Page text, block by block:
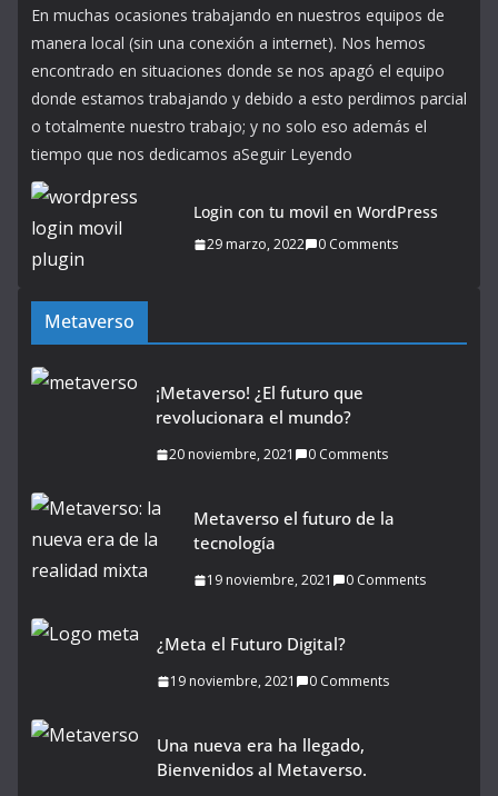
En muchas ocasiones trabajando en nuestros equipos de
manera local (sin una conexión a internet). Nos hemos
encontrado en situaciones donde se nos apagó el equipo
donde estamos trabajando y debido a esto perdimos parcial
o totalmente nuestro trabajo; y no solo eso además el
tiempo que nos dedicamos aSeguir Leyendo
Login con tu movil en WordPress
29 marzo, 2022 0 Comments
Metaverso
¡Metaverso! ¿El futuro que
revolucionara el mundo?
20 noviembre, 2021 0 Comments
Metaverso el futuro de la
tecnología
19 noviembre, 2021 0 Comments
¿Meta el Futuro Digital?
19 noviembre, 2021 0 Comments
Una nueva era ha llegado,
Bienvenidos al Metaverso.